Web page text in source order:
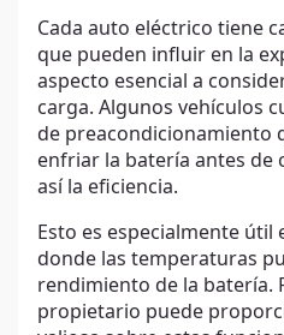
Cada auto eléctrico tiene
que pueden influir en la
aspecto esencial a
carga. Algunos vehículos
de preacondicionamiento
enfriar la batería antes de
así la eficiencia.
Esto es especialmente útil
donde las temperaturas
rendimiento de la batería.
propietario puede